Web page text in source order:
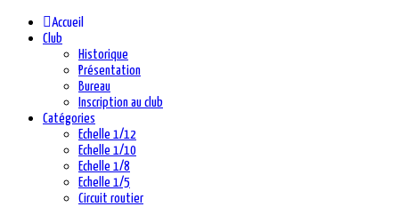
Accueil
Club
Historique
Présentation
Bureau
Inscription au club
Catégories
Echelle 1/12
Echelle 1/10
Echelle 1/8
Echelle 1/5
Circuit routier
précédente
précédent
suivante
suivant